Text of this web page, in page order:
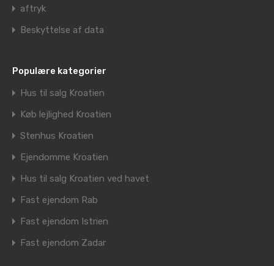
aftryk
Beskyttelse af data
Populære kategorier
Hus til salg Kroatien
Køb lejlighed Kroatien
Stenhus Kroatien
Ejendomme Kroatien
Hus til salg Kroatien ved havet
Fast ejendom Rab
Fast ejendom Istrien
Fast ejendom Zadar